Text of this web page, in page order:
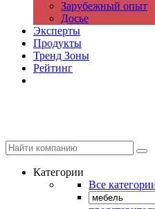
Зарубежный опыт
Досье
Эксперты
Продукты
Тренд Зоны
Рейтинг
Категории
Все